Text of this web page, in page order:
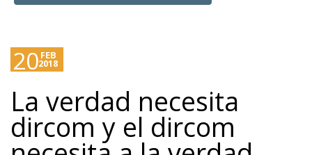
20 FEB
2018
La verdad necesita
dircom y el dircom